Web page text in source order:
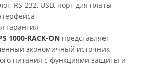
RS-232, USB, порт для платы
гарантия
1000-RACK-ON представляет
экономичный источник
питания с функциями защиты и